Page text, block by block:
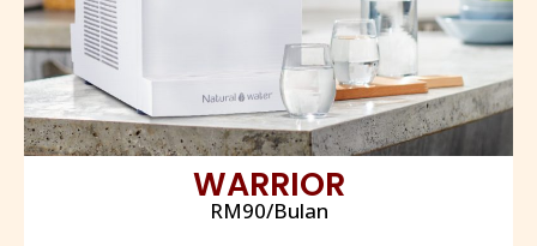
WARRIOR
RM90/Bulan